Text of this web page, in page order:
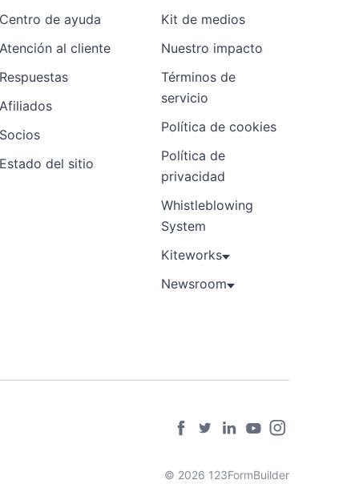
Centro de ayuda
Atención al cliente
Respuestas
Afiliados
Socios
Estado del sitio
Kit de medios
Nuestro impacto
Términos de
servicio
Política de cookies
Política de
privacidad
Whistleblowing
System
Kiteworks
Newsroom
© 2026 123FormBuilder